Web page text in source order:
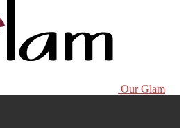
Our Glam